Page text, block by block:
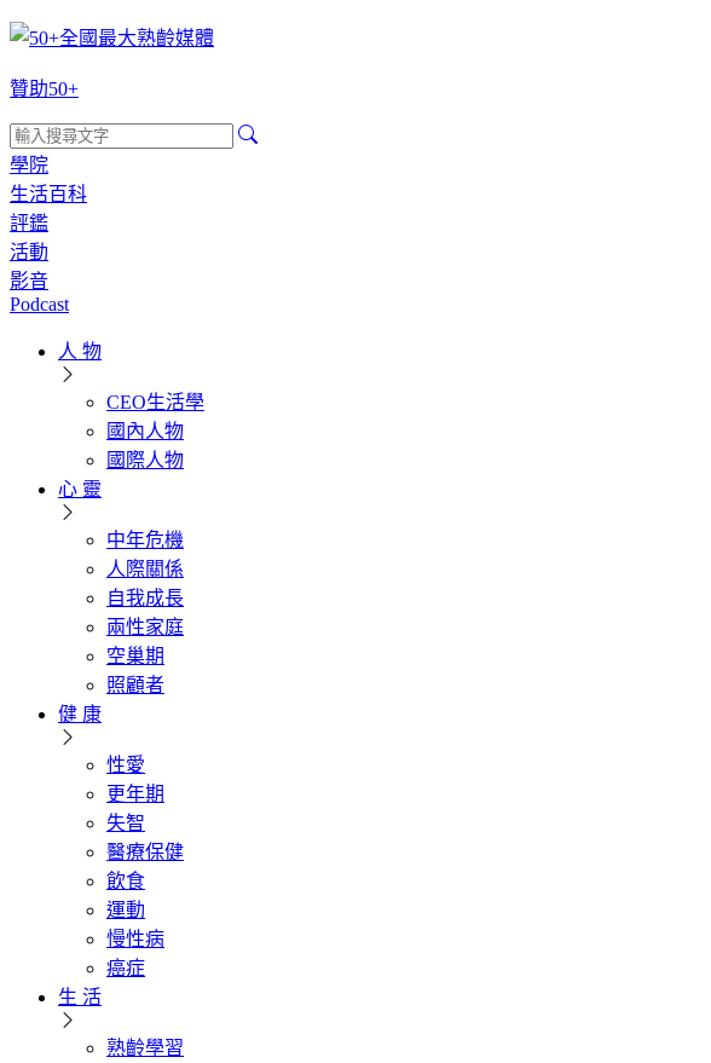
贊助50+
學院
生活百科
評鑑
活動
影音
Podcast
人 物
CEO生活學
國內人物
國際人物
心 靈
中年危機
人際關係
自我成長
兩性家庭
空巢期
照顧者
健 康
性愛
更年期
失智
醫療保健
飲食
運動
慢性病
癌症
生 活
熟齡學習